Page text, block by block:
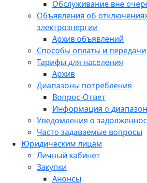
Обслуживание вне
Объявления об
электроэнергии
Архив объявлений
Способы оплаты и
Тарифы для населения
Архив
Диапазоны потребления
Вопрос-Ответ
Информация о
Уведомления о
Часто задаваемые вопросы
Юридическим лицам
Личный кабинет
Закупки
Анонсы